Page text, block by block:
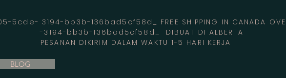
3194-bb3b-136bad5cf58d_ FREE SHIPPING IN
-3194-bb3b-136bad5cf58d_ DIBUAT DI ALBERTA
PESANAN DIKIRIM DALAM WAKTU 1-5 HARI KERJA
BLOG